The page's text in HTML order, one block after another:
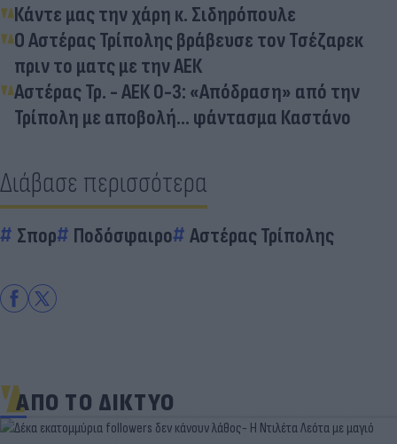
Κάντε μας την χάρη κ. Σιδηρόπουλε
Ο Αστέρας Τρίπολης βράβευσε τον Τσέζαρεκ
πριν το ματς με την ΑΕΚ
Αστέρας Τρ. - ΑΕΚ 0-3: «Απόδραση» από την
Τρίπολη με αποβολή... φάντασμα Καστάνο
Διάβασε περισσότερα
Σπορ Ποδόσφαιρο Αστέρας Τρίπολης
ΑΠΟ ΤΟ ΔΙΚΤΥΟ